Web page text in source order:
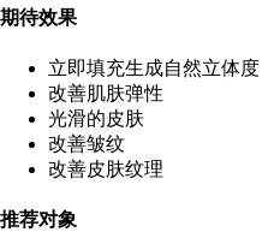
期待效果
立即填充生成自然立体度
改善肌肤弹性
光滑的皮肤
改善皱纹
改善皮肤纹理
推荐对象